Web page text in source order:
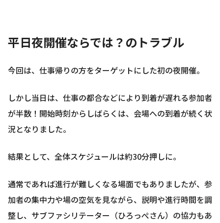
平日夜開催ならでは？のトラブル
今回は、仕事帰りの方をターゲットにした初の夜開催。
しかし当日は、仕事の都合などにより到着が遅れる参加者
が半数！開始時刻からしばらくは、会場への到着が続く状
況となりました。
結果として、全体スケジュールは約30分押しに。
通常であれば進行が難しくなる場面でもありましたが、参
加者の集中力や場の空気を見ながら、説明や進行時間を調
整し、サブファシリテーター（ひろっぺさん）の協力もあ